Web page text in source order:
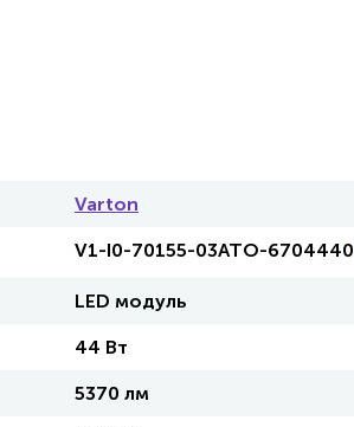
Varton
V1-I0-70155-03ATO-6704440
LED модуль
44 Вт
5370 лм